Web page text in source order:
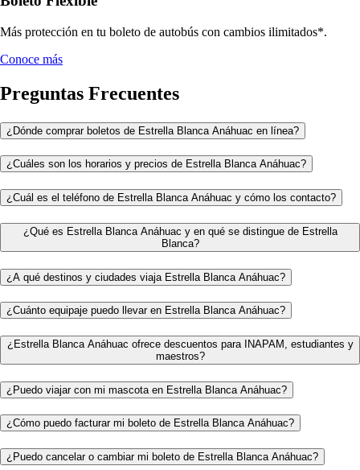
Más protección en tu boleto de autobús con cambios ilimitados*.
Conoce más
Preguntas Frecuentes
¿Dónde comprar boletos de Estrella Blanca Anáhuac en línea?
¿Cuáles son los horarios y precios de Estrella Blanca Anáhuac?
¿Cuál es el teléfono de Estrella Blanca Anáhuac y cómo los contacto?
¿Qué es Estrella Blanca Anáhuac y en qué se distingue de Estrella
Blanca?
¿A qué destinos y ciudades viaja Estrella Blanca Anáhuac?
¿Cuánto equipaje puedo llevar en Estrella Blanca Anáhuac?
¿Estrella Blanca Anáhuac ofrece descuentos para INAPAM, estudiantes y
maestros?
¿Puedo viajar con mi mascota en Estrella Blanca Anáhuac?
¿Cómo puedo facturar mi boleto de Estrella Blanca Anáhuac?
¿Puedo cancelar o cambiar mi boleto de Estrella Blanca Anáhuac?